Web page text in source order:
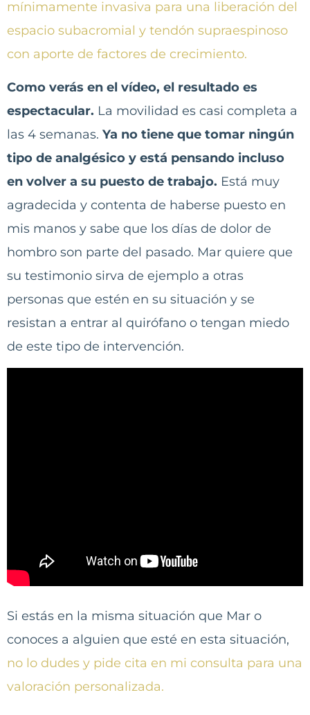
mínimamente invasiva para una liberación del
espacio subacromial y tendón supraespinoso
con aporte de factores de crecimiento.
Como verás en el vídeo, el resultado es
espectacular. La movilidad es casi completa a
las 4 semanas. Ya no tiene que tomar ningún
tipo de analgésico y está pensando incluso
en volver a su puesto de trabajo. Está muy
agradecida y contenta de haberse puesto en
mis manos y sabe que los días de dolor de
hombro son parte del pasado. Mar quiere que
su testimonio sirva de ejemplo a otras
personas que estén en su situación y se
resistan a entrar al quirófano o tengan miedo
de este tipo de intervención.
Si estás en la misma situación que Mar o
conoces a alguien que esté en esta situación,
no lo dudes y pide cita en mi consulta para una
valoración personalizada.